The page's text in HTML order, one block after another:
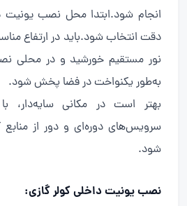
انجام شود.ابتدا محل نصب یونیت
دقت انتخاب شود.باید در ارتفاع
نور مستقیم خورشید و در محلی
به‌طور یکنواخت در فضا پخش شود.
بهتر است در مکانی سایه‌دار،
سرویس‌های دوره‌ای و دور از
شود.
نصب یونیت داخلی کولر گازی: